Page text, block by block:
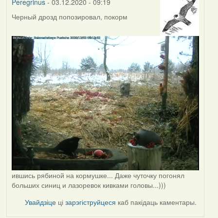
Peregrinus- 03.12.2020 - 09:19
Черный дрозд попозировал, покорм
ившись рябиной на кормушке... Даже чуточку погонял
больших синиц и лазоревок кивками головы...)))
Увайдзіце цізарэгіструйцеся каб пакідаць каментары.